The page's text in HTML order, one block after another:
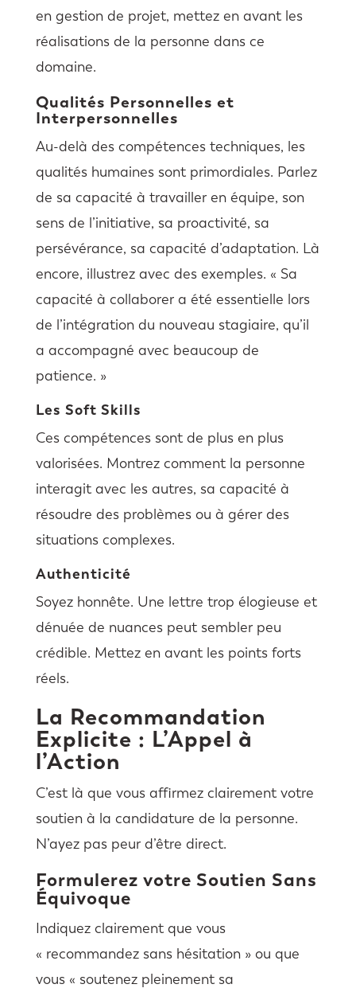
en gestion de projet, mettez en avant les
réalisations de la personne dans ce
domaine.
Qualités Personnelles et
Interpersonnelles
Au-delà des compétences techniques, les
qualités humaines sont primordiales. Parlez
de sa capacité à travailler en équipe, son
sens de l’initiative, sa proactivité, sa
persévérance, sa capacité d’adaptation. Là
encore, illustrez avec des exemples. « Sa
capacité à collaborer a été essentielle lors
de l’intégration du nouveau stagiaire, qu’il
a accompagné avec beaucoup de
patience. »
Les Soft Skills
Ces compétences sont de plus en plus
valorisées. Montrez comment la personne
interagit avec les autres, sa capacité à
résoudre des problèmes ou à gérer des
situations complexes.
Authenticité
Soyez honnête. Une lettre trop élogieuse et
dénuée de nuances peut sembler peu
crédible. Mettez en avant les points forts
réels.
La Recommandation
Explicite : L’Appel à
l’Action
C’est là que vous affirmez clairement votre
soutien à la candidature de la personne.
N’ayez pas peur d’être direct.
Formulerez votre Soutien Sans
Équivoque
Indiquez clairement que vous
« recommandez sans hésitation » ou que
vous « soutenez pleinement sa